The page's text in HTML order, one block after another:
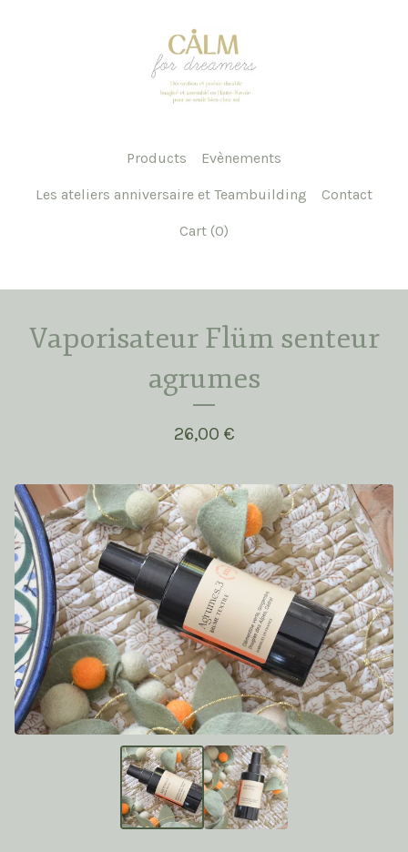
Products Evènements
Les ateliers anniversaire et Teambuilding Contact
Cart (0)
Vaporisateur Flüm senteur
agrumes
26,00 €